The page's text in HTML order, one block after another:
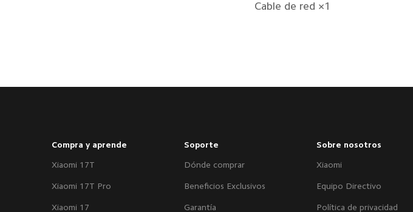
Cable de red ×1
Compra y aprende
Xiaomi 17T
Xiaomi 17T Pro
Xiaomi 17
Soporte
Dónde comprar
Beneficios Exclusivos
Garantía
Sobre nosotros
Xiaomi
Equipo Directivo
Política de privacidad